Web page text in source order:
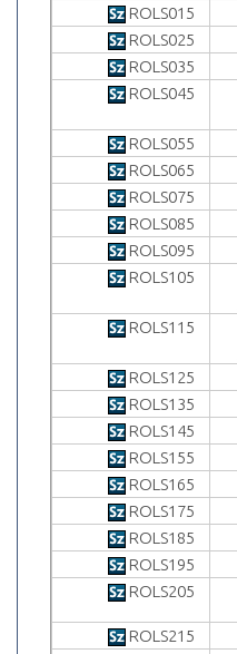
ROLS015
ROLS025
ROLS035
ROLS045
ROLS055
ROLS065
ROLS075
ROLS085
ROLS095
ROLS105
ROLS115
ROLS125
ROLS135
ROLS145
ROLS155
ROLS165
ROLS175
ROLS185
ROLS195
ROLS205
ROLS215